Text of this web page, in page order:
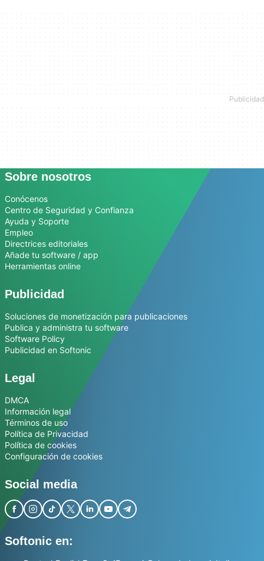
Sobre nosotros
Conócenos
Centro de Seguridad y Confianza
Ayuda y Soporte
Empleo
Directrices editoriales
Añade tu software / app
Herramientas online
Publicidad
Soluciones de monetización para publicaciones
Publica y administra tu software
Software Policy
Publicidad en Softonic
Legal
DMCA
Información legal
Términos de uso
Política de Privacidad
Política de cookies
Configuración de cookies
Social media
Softonic en: